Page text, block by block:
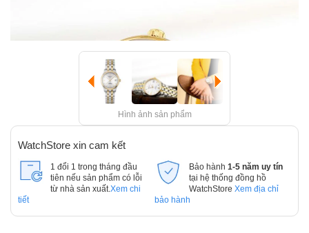
Hình ảnh sản phẩm
WatchStore xin cam kết
1 đổi 1 trong tháng đầu
tiên nếu sản phẩm có lỗi
từ nhà sản xuất. Xem chi
tiết
Bảo hành 1-5 năm uy tín
tại hệ thống đồng hồ
WatchStore Xem địa chỉ
bảo hành